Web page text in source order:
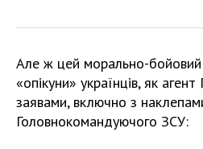
Але ж цей морально-бойовий
«опікуни» українців, як
заявами, включно з
Головнокомандуючого ЗСУ: